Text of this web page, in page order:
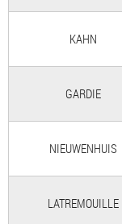
KAHN
GARDIE
NIEUWENHUIS
LATREMOUILLE